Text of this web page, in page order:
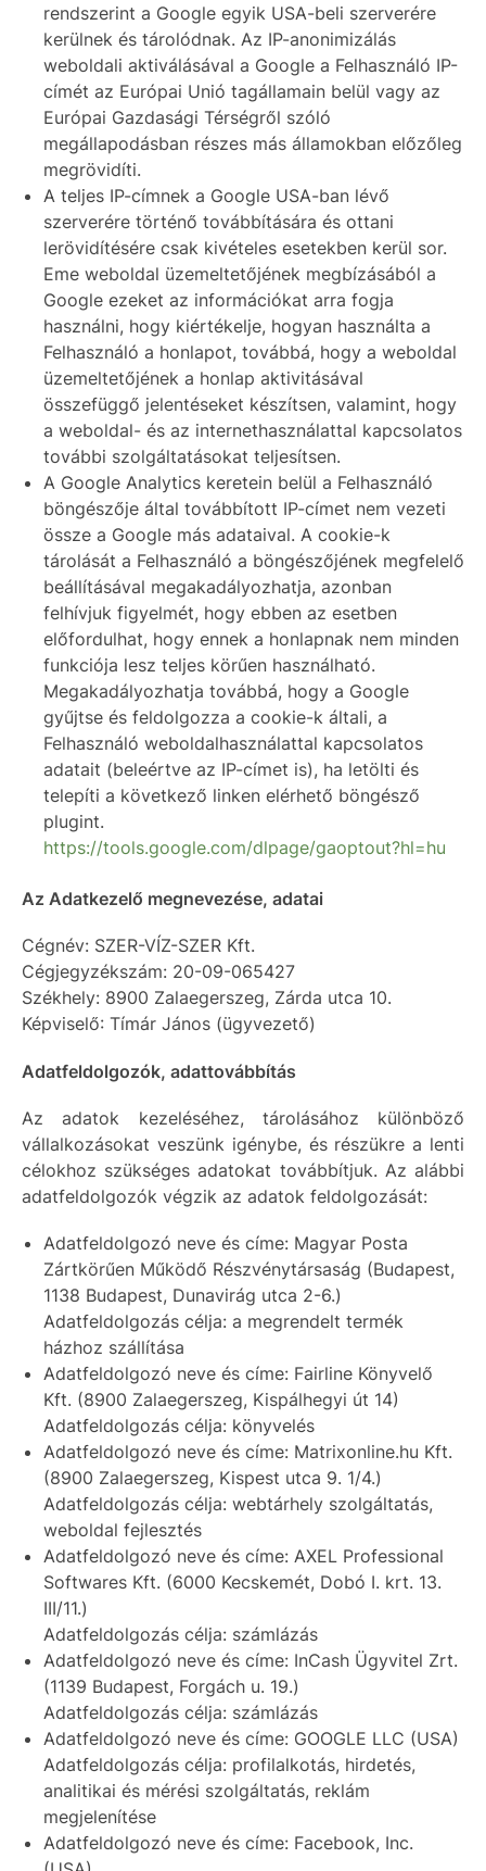
rendszerint a Google egyik USA-beli szerverére
kerülnek és tárolódnak. Az IP-anonimizálás
weboldali aktiválásával a Google a Felhasználó IP-
címét az Európai Unió tagállamain belül vagy az
Európai Gazdasági Térségről szóló
megállapodásban részes más államokban előzőleg
megrövidíti.
A teljes IP-címnek a Google USA-ban lévő
szerverére történő továbbítására és ottani
lerövidítésére csak kivételes esetekben kerül sor.
Eme weboldal üzemeltetőjének megbízásából a
Google ezeket az információkat arra fogja
használni, hogy kiértékelje, hogyan használta a
Felhasználó a honlapot, továbbá, hogy a weboldal
üzemeltetőjének a honlap aktivitásával
összefüggő jelentéseket készítsen, valamint, hogy
a weboldal- és az internethasználattal kapcsolatos
további szolgáltatásokat teljesítsen.
A Google Analytics keretein belül a Felhasználó
böngészője által továbbított IP-címet nem vezeti
össze a Google más adataival. A cookie-k
tárolását a Felhasználó a böngészőjének megfelelő
beállításával megakadályozhatja, azonban
felhívjuk figyelmét, hogy ebben az esetben
előfordulhat, hogy ennek a honlapnak nem minden
funkciója lesz teljes körűen használható.
Megakadályozhatja továbbá, hogy a Google
gyűjtse és feldolgozza a cookie-k általi, a
Felhasználó weboldalhasználattal kapcsolatos
adatait (beleértve az IP-címet is), ha letölti és
telepíti a következő linken elérhető böngésző
plugint.
https://tools.google.com/dlpage/gaoptout?hl=hu
Az Adatkezelő megnevezése, adatai
Cégnév: SZER-VÍZ-SZER Kft.
Cégjegyzékszám: 20-09-065427
Székhely: 8900 Zalaegerszeg, Zárda utca 10.
Képviselő: Tímár János (ügyvezető)
Adatfeldolgozók, adattovábbítás
Az adatok kezeléséhez, tárolásához különböző
vállalkozásokat veszünk igénybe, és részükre a lenti
célokhoz szükséges adatokat továbbítjuk. Az alábbi
adatfeldolgozók végzik az adatok feldolgozását:
Adatfeldolgozó neve és címe: Magyar Posta
Zártkörűen Működő Részvénytársaság (Budapest,
1138 Budapest, Dunavirág utca 2-6.)
Adatfeldolgozás célja: a megrendelt termék
házhoz szállítása
Adatfeldolgozó neve és címe: Fairline Könyvelő
Kft. (8900 Zalaegerszeg, Kispálhegyi út 14)
Adatfeldolgozás célja: könyvelés
Adatfeldolgozó neve és címe: Matrixonline.hu Kft.
(8900 Zalaegerszeg, Kispest utca 9. 1/4.)
Adatfeldolgozás célja: webtárhely szolgáltatás,
weboldal fejlesztés
Adatfeldolgozó neve és címe: AXEL Professional
Softwares Kft. (6000 Kecskemét, Dobó I. krt. 13.
III/11.)
Adatfeldolgozás célja: számlázás
Adatfeldolgozó neve és címe: InCash Ügyvitel Zrt.
(1139 Budapest, Forgách u. 19.)
Adatfeldolgozás célja: számlázás
Adatfeldolgozó neve és címe: GOOGLE LLC (USA)
Adatfeldolgozás célja: profilalkotás, hirdetés,
analitikai és mérési szolgáltatás, reklám
megjelenítése
Adatfeldolgozó neve és címe: Facebook, Inc.